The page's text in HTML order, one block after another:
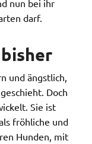
nun bei ihr
darf.
und ängstlich,
Doch
Sie ist
fröhliche und
Hunden, mit